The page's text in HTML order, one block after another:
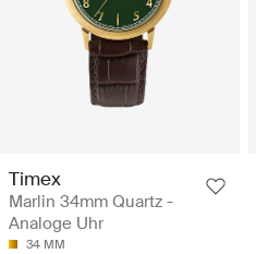
Timex
Marlin 34mm Quartz -
Analoge Uhr
34 MM